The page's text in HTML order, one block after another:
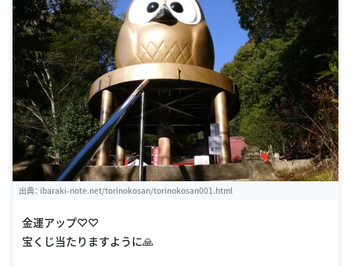
出典： ibaraki-note.net/torinokosan/torinokosan001.html
金運アップ♡♡
宝くじ当たりますように🙏